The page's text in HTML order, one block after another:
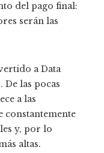
del pago final:
serán las
a Data
De las pocas
a las
constantemente
y, por lo
altas.